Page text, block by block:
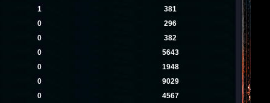
1
381
0
296
0
382
0
5643
0
1948
0
9029
0
4567